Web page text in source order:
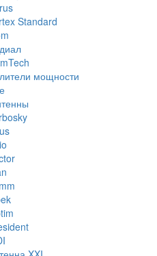
Standard
мощности